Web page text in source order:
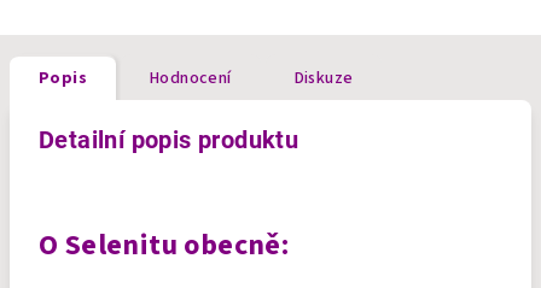
Popis Hodnocení Diskuze
Detailní popis produktu
O Selenitu obecně: